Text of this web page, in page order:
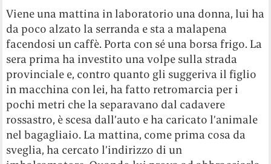
Viene una mattina in laboratorio una donna, lui ha
da poco alzato la serranda e sta a malapena
facendosi un caffè. Porta con sé una borsa frigo. La
sera prima ha investito una volpe sulla strada
provinciale e, contro quanto gli suggeriva il figlio
in macchina con lei, ha fatto retromarcia per i
pochi metri che la separavano dal cadavere
rossastro, è scesa dall’auto e ha caricato l’animale
nel bagagliaio. La mattina, come prima cosa da
sveglia, ha cercato l’indirizzo di un